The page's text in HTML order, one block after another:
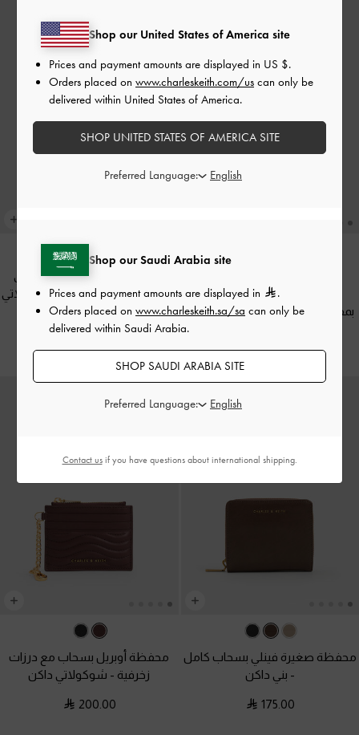
محفظة بافوتو طويلة مبطنة
بمقبض سلسلة-شوكولاتي داكن
محفظة هاكسلي بغطاء أمامي
ومزودة بلمسة معدنية-شوكولاتي
داكن
محفظة صغيرة فينلي بسحاب كامل
- بني داكن
175.00
محفظة أوبريل بسحاب مع درزات
زخرفية - شوكولاتي داكن
200.00
Shop our Saudi Arabia site
Prices and payment amounts are displayed in
.
Orders placed on www.charleskeith.sa/sa can only be
delivered within Saudi Arabia.
SHOP SAUDI ARABIA SITE
Preferred Language:
Shop our United States of America site
Prices and payment amounts are displayed in US $.
Orders placed on www.charleskeith.com/us can only be
delivered within United States of America.
SHOP UNITED STATES OF AMERICA SITE
Preferred Language:
Contact usif you have questions about international shipping.